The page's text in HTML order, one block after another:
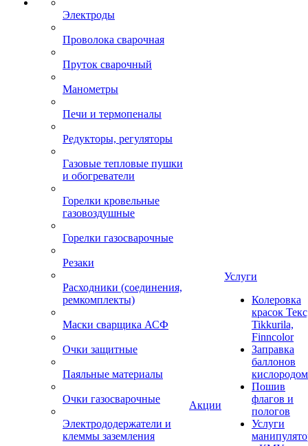
Электроды
Проволока сварочная
Пруток сварочный
Манометры
Печи и термопеналы
Редукторы, регуляторы
Газовые тепловые пушки
и обогреватели
Горелки кровельные
газовоздушные
Горелки газосварочные
Резаки
Расходники (соединения,
ремкомплекты)
Маски сварщика АСФ
Очки защитные
Паяльные материалы
Очки газосварочные
Электрододержатели и
клеммы заземления
Акции
Услуги
Колеровка
красок
Tikkurila,
Finncolor
Заправка
баллонов
кислородом
Пошив
флагов и
пологов
Услуги